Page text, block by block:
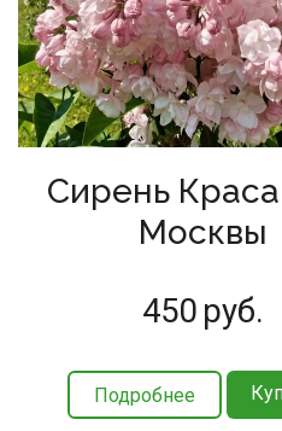
Сирень
Москвы
450 руб.
Подробнее